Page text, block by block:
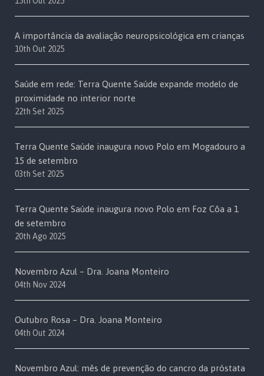
A importância da avaliação neuropsicológica em crianças
10th Out 2025
Saúde em rede: Terra Quente Saúde expande modelo de
proximidade no interior norte
22th Set 2025
Terra Quente Saúde inaugura novo Polo em Mogadouro a
15 de setembro
03th Set 2025
Terra Quente Saúde inaugura novo Polo em Foz Côa a 1
de setembro
20th Ago 2025
Novembro Azul – Dra. Joana Monteiro
04th Nov 2024
Outubro Rosa – Dra. Joana Monteiro
04th Out 2024
Novembro Azul: mês de prevenção do cancro da próstata